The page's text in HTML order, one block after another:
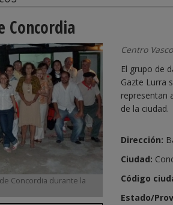
Concordia
Concordia durante la
Centro
El grupo de
Gazte Lurra
representan
de la ciudad.
Dirección:
Ciudad:
Código
Estado/